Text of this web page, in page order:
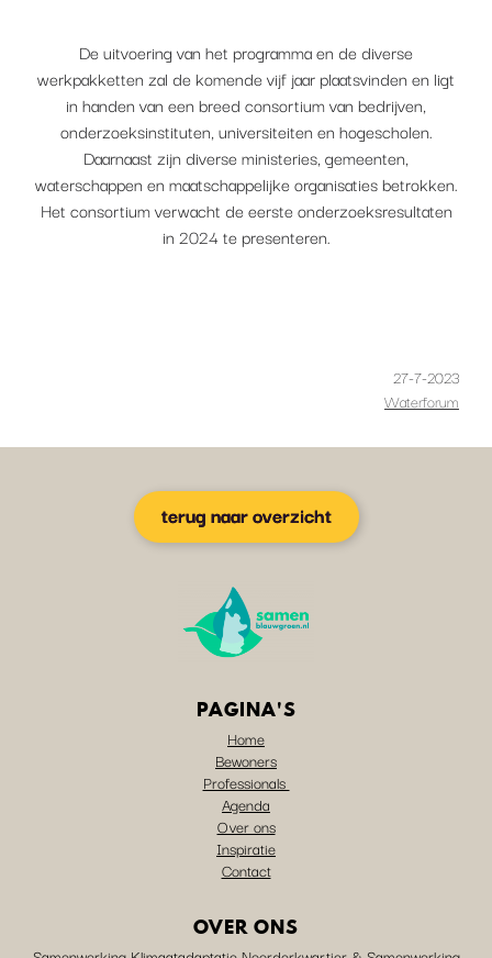
De uitvoering van het programma en de diverse
werkpakketten zal de komende vijf jaar plaatsvinden en ligt
in handen van een breed consortium van bedrijven,
onderzoeksinstituten, universiteiten en hogescholen.
Daarnaast zijn diverse ministeries, gemeenten,
waterschappen en maatschappelijke organisaties betrokken.
Het consortium verwacht de eerste onderzoeksresultaten
in 2024 te presenteren.
27-7-2023
Waterforum
terug naar overzicht
PAGINA'S
Home
Bewoners
Professionals
Agenda
Over ons
Inspiratie
Contact
OVER ONS